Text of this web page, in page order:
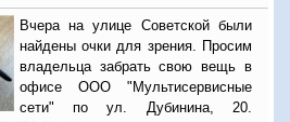
Вчера на улице Советской были
найдены очки для зрения. Просим
владельца забрать свою вещь в
офисе ООО "Мультисервисные
сети" по ул. Дубинина, 20.